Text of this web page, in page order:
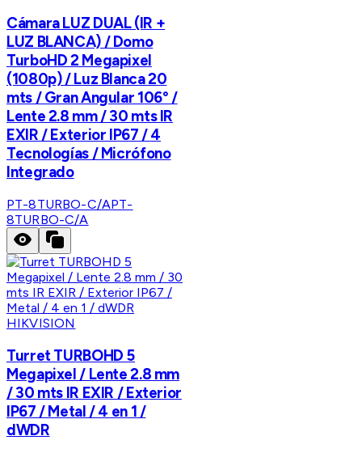
Cámara LUZ DUAL (IR +
LUZ BLANCA) / Domo
TurboHD 2 Megapixel
(1080p) / Luz Blanca 20
mts / Gran Angular 106° /
Lente 2.8 mm / 30 mts IR
EXIR / Exterior IP67 / 4
Tecnologías / Micrófono
Integrado
PT-8TURBO-C/APT-
8TURBO-C/A
HIKVISION
Turret TURBOHD 5
Megapixel / Lente 2.8 mm
/ 30 mts IR EXIR / Exterior
IP67 / Metal / 4 en 1 /
dWDR